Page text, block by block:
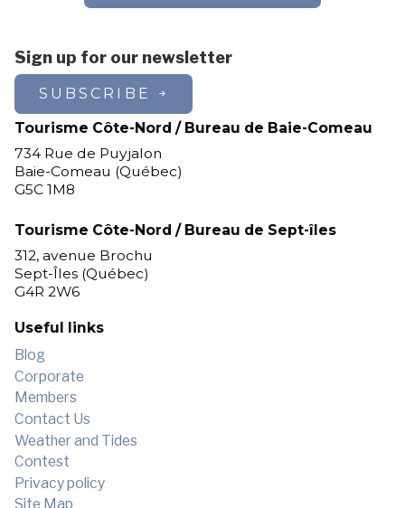
Sign up for our newsletter
SUBSCRIBE
Tourisme Côte-Nord / Bureau de Baie-Comeau
734 Rue de Puyjalon
Baie-Comeau (Québec)
G5C 1M8
Tourisme Côte-Nord / Bureau de Sept-îles
312, avenue Brochu
Sept-Îles (Québec)
G4R 2W6
Useful links
Blog
Corporate
Members
Contact Us
Weather and Tides
Contest
Privacy policy
Site Map